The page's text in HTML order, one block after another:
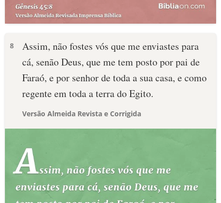
8
Assim, não fostes vós que me enviastes para
cá, senão Deus, que me tem posto por pai de
Faraó, e por senhor de toda a sua casa, e como
regente em toda a terra do Egito.
Versão Almeida Revista e Corrigida